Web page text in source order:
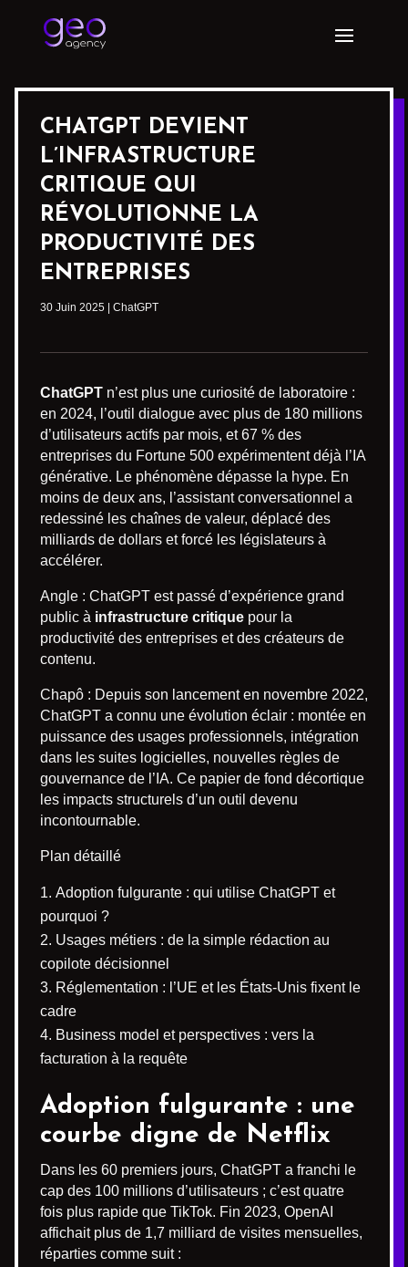
CHATGPT DEVIENT
L’INFRASTRUCTURE
CRITIQUE QUI
RÉVOLUTIONNE LA
PRODUCTIVITÉ DES
ENTREPRISES
30 Juin 2025 ChatGPT
ChatGPT n’est plus une curiosité de laboratoire :
en 2024, l’outil dialogue avec plus de 180 millions
d’utilisateurs actifs par mois, et 67 % des
entreprises du Fortune 500 expérimentent déjà l’IA
générative. Le phénomène dépasse la hype. En
moins de deux ans, l’assistant conversationnel a
redessiné les chaînes de valeur, déplacé des
milliards de dollars et forcé les législateurs à
accélérer.
Angle : ChatGPT est passé d’expérience grand
public à infrastructure critique pour la
productivité des entreprises et des créateurs de
contenu.
Chapô : Depuis son lancement en novembre 2022,
ChatGPT a connu une évolution éclair : montée en
puissance des usages professionnels, intégration
dans les suites logicielles, nouvelles règles de
gouvernance de l’IA. Ce papier de fond décortique
les impacts structurels d’un outil devenu
incontournable.
Plan détaillé
Adoption fulgurante : qui utilise ChatGPT et
pourquoi ?
Usages métiers : de la simple rédaction au
copilote décisionnel
Réglementation : l’UE et les États-Unis fixent le
cadre
Business model et perspectives : vers la
facturation à la requête
Adoption fulgurante : une
courbe digne de Netflix
Dans les 60 premiers jours, ChatGPT a franchi le
cap des 100 millions d’utilisateurs ; c’est quatre
fois plus rapide que TikTok. Fin 2023, OpenAI
affichait plus de 1,7 milliard de visites mensuelles,
réparties comme suit :